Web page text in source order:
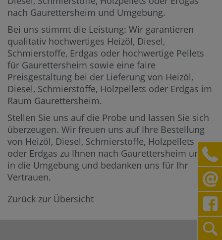
nach Gaurettersheim und Umgebung.
Bei uns stimmt die Leistung: Wir garantieren
qualitativ hochwertiges Heizöl, Diesel,
Schmierstoffe, Erdgas oder hochwertige Pellets
für Gaurettersheim sowie eine faire
Preisgestaltung bei der Lieferung von Heizöl,
Diesel, Schmierstoffe, Holzpellets oder Erdgas im
Raum Gaurettersheim.
Stellen Sie uns auf die Probe und lassen Sie sich
überzeugen. Wir freuen uns auf Ihre Bestellung
von Heizöl, Diesel, Schmierstoffe, Holzpellets
oder Erdgas zu Ihnen nach Gaurettersheim und
in die Umgebung und bedanken uns für Ihr
Vertrauen.
Zurück zur Übersicht